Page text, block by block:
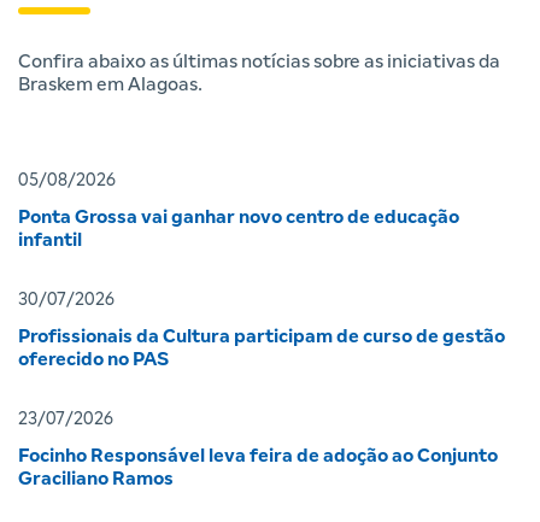
Confira abaixo as últimas notícias sobre as iniciativas da
Braskem em Alagoas.
05/08/2026
Ponta Grossa vai ganhar novo centro de educação
infantil
30/07/2026
Profissionais da Cultura participam de curso de gestão
oferecido no PAS
23/07/2026
Focinho Responsável leva feira de adoção ao Conjunto
Graciliano Ramos